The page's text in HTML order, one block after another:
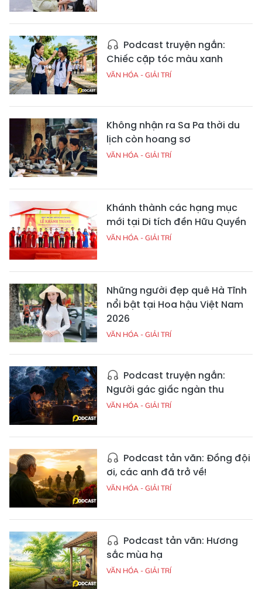
Podcast truyện ngắn:
Chiếc cặp tóc màu xanh
VĂN HÓA - GIẢI TRÍ
Không nhận ra Sa Pa thời du
lịch còn hoang sơ
VĂN HÓA - GIẢI TRÍ
Khánh thành các hạng mục
mới tại Di tích đền Hữu Quyền
VĂN HÓA - GIẢI TRÍ
Những người đẹp quê Hà Tĩnh
nổi bật tại Hoa hậu Việt Nam
2026
VĂN HÓA - GIẢI TRÍ
Podcast truyện ngắn:
Người gác giấc ngàn thu
VĂN HÓA - GIẢI TRÍ
Podcast tản văn: Đồng đội
ơi, các anh đã trở về!
VĂN HÓA - GIẢI TRÍ
Podcast tản văn: Hương
sắc mùa hạ
VĂN HÓA - GIẢI TRÍ